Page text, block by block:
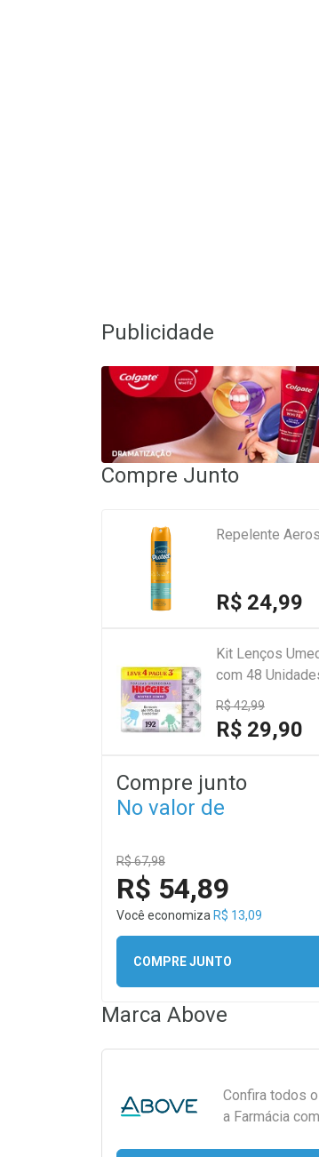
Publicidade
Compre Junto
Repelente
R$ 24,99
Kit Lenços
com 48
R$ 42,99
R$ 29,90
Compre junto
No valor de
R$ 67,98
R$ 54,89
Você economiza R$ 13,09
COMPRE JUNTO
Marca Above
Confira todos
a Farmácia